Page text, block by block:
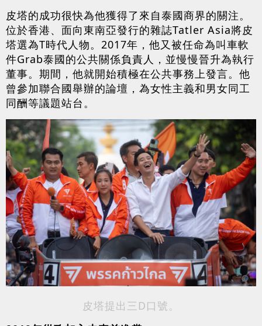
皮塔的成功很快為他獲得了來自泰國商界的關注。
位於香港、面向東南亞發行的雜誌Tatler Asia將皮
塔選為T時代人物。2017年，他又被任命為叫車軟
件Grab泰國的公共關係負責人，並慢慢晉升為執行
董事。期間，他就開始積極在公共事務上發言。他
曾參加聯合國舉辦的論壇，為女性主義和男女同工
同酬等議題站台。
皮塔提出三D口號。